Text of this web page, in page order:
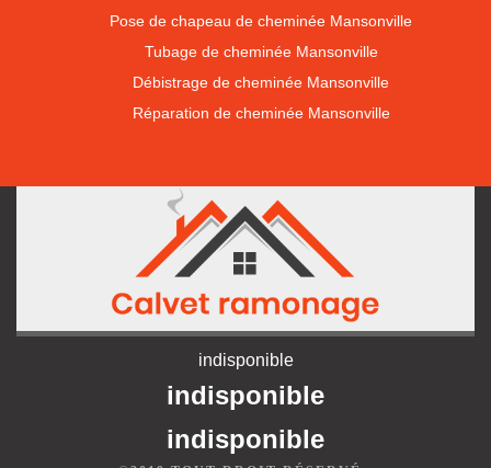
Pose de chapeau de cheminée Mansonville
Tubage de cheminée Mansonville
Débistrage de cheminée Mansonville
Réparation de cheminée Mansonville
indisponible
indisponible
indisponible